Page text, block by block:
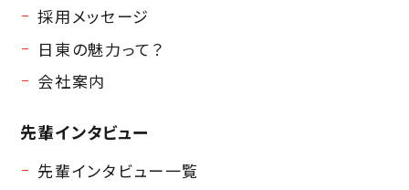
採用メッセージ
日東の魅力って？
会社案内
先輩インタビュー
先輩インタビュー一覧